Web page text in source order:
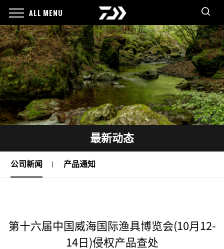
ALL MENU
最新动态
公司新闻 产品通知
第十六届中国威海国际渔具博览会(10月12-
14日)侵权产品查处